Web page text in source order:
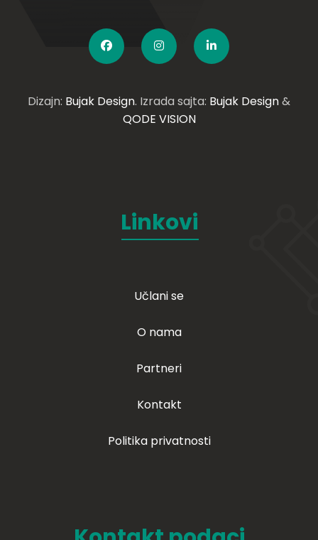
Dizajn: Bujak Design. Izrada sajta: Bujak Design&
QODE VISION
Linkovi
Učlani se
O nama
Partneri
Kontakt
Politika privatnosti